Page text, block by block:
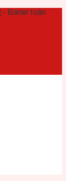
- Barier toàn